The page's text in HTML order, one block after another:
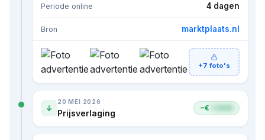
Periode online 4 dagen
Bron marktplaats.nl
+7 foto's
20 MEI 2026
Prijsverlaging −€